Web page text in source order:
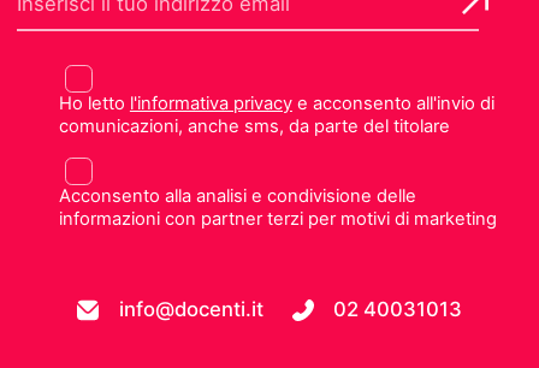
Ho letto l'informativa privacye acconsento all'invio di
comunicazioni, anche sms, da parte del titolare
Acconsento alla analisi e condivisione delle
informazioni con partner terzi per motivi di marketing
info@docenti.it 02 40031013